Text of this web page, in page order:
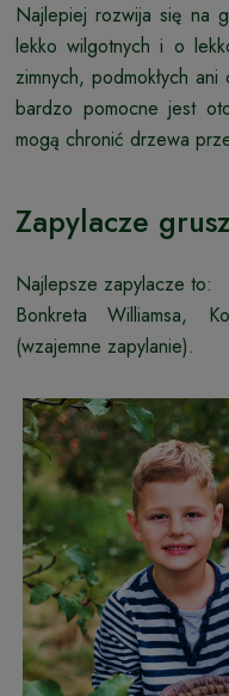
Najlepiej rozwija się na
lekko wilgotnych i o
zimnych, podmokłych
bardzo pomocne jest
mogą chronić drzewa
Zapylacze
Najlepsze zapylacze to:
Bonkreta Williamsa,
(wzajemne zapylanie).